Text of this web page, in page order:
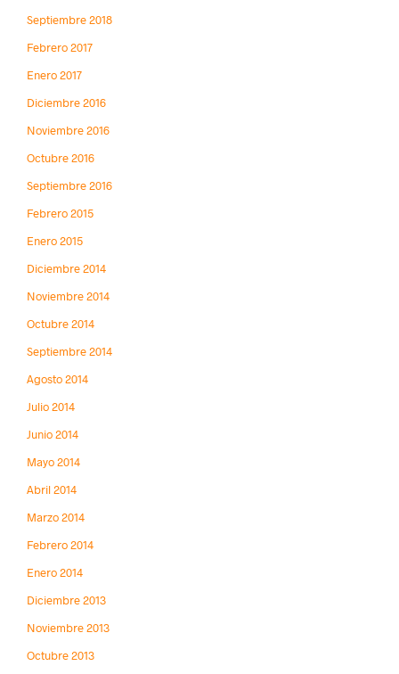
Septiembre 2018
Febrero 2017
Enero 2017
Diciembre 2016
Noviembre 2016
Octubre 2016
Septiembre 2016
Febrero 2015
Enero 2015
Diciembre 2014
Noviembre 2014
Octubre 2014
Septiembre 2014
Agosto 2014
Julio 2014
Junio 2014
Mayo 2014
Abril 2014
Marzo 2014
Febrero 2014
Enero 2014
Diciembre 2013
Noviembre 2013
Octubre 2013